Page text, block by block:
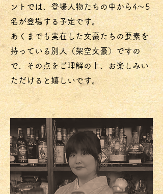
ントでは、登場人物たちの中から4～5
名が登場する予定です。
あくまでも実在した文豪たちの要素を
持っている別人（架空文豪）ですの
で、その点をご理解の上、お楽しみい
ただけると嬉しいです。